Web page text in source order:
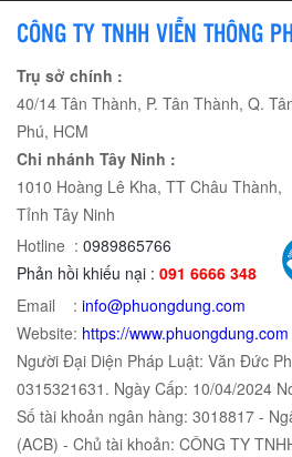
CÔNG TY TNHH VIỄN THÔNG
Trụ sở chính :
40/14 Tân Thành, P. Tân Thành, Q.
Phú, HCM
Chi nhánh Tây Ninh :
1010 Hoàng Lê Kha, TT Châu Thành,
Tỉnh Tây Ninh
Hotline : 0989865766
Phản hồi khiếu nại : 091 6666 348
Email : info@phuongdung.com
Website: https://www.phuongdung.com
Người Đại Diện Pháp Luật: Văn Đức
0315321631. Ngày Cấp: 10/04/2024
Số tài khoản ngân hàng: 3018817 -
(ACB) - Chủ tài khoản: CÔNG TY